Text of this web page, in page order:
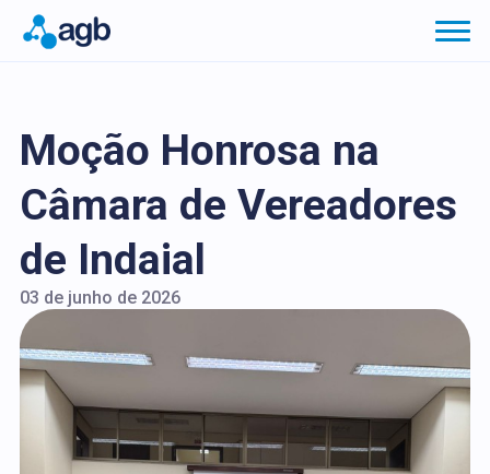
Moção Honrosa na
Câmara de Vereadores
de Indaial
03 de junho de 2026